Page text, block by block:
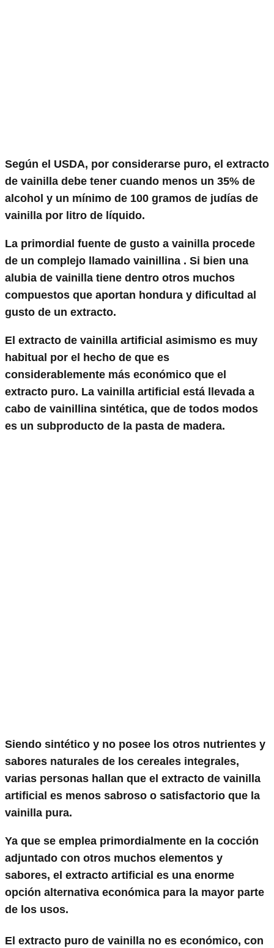
Según el USDA, por considerarse puro, el extracto
de vainilla debe tener cuando menos un 35% de
alcohol y un mínimo de 100 gramos de judías de
vainilla por litro de líquido.
La primordial fuente de gusto a vainilla procede
de un complejo llamado vainillina . Si bien una
alubia de vainilla tiene dentro otros muchos
compuestos que aportan hondura y dificultad al
gusto de un extracto.
El extracto de vainilla artificial asimismo es muy
habitual por el hecho de que es
considerablemente más económico que el
extracto puro. La vainilla artificial está llevada a
cabo de vainillina sintética, que de todos modos
es un subproducto de la pasta de madera.
Siendo sintético y no posee los otros nutrientes y
sabores naturales de los cereales integrales,
varias personas hallan que el extracto de vainilla
artificial es menos sabroso o satisfactorio que la
vainilla pura.
Ya que se emplea primordialmente en la cocción
adjuntado con otros muchos elementos y
sabores, el extracto artificial es una enorme
opción alternativa económica para la mayor parte
de los usos.
El extracto puro de vainilla no es económico, con